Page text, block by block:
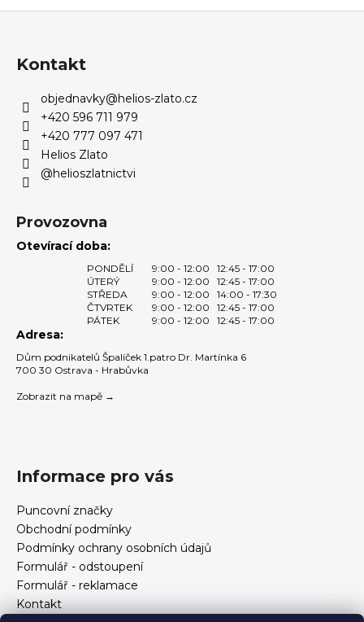
Kontakt
objednavky@helios-zlato.cz
+420 596 711 979
+420 777 097 471
Helios Zlato
@helioszlatnictvi
Provozovna
Otevírací doba:
PONDĚLÍ 9:00 - 12:00
12:45 - 17:00
ÚTERÝ
9:00 - 12:00
12:45 - 17:00
STŘEDA
9:00 - 12:00
14:00 - 17:30
ČTVRTEK
9:00 - 12:00
12:45 - 17:00
PÁTEK
9:00 - 12:00 12:45 - 17:00
Adresa:
Dům podnikatelů Špalíček 1.patro Dr. Martínka 6
700 30 Ostrava - Hrabůvka
Zobrazit na mapě →
Informace pro vás
Puncovní značky
Obchodní podmínky
Podmínky ochrany osobních údajů
Formulář - odstoupení
Formulář - reklamace
Kontakt